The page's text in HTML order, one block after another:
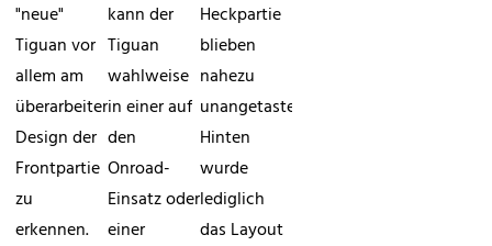
"neue"
Tiguan vor
allem am
überarbeiten
Design der
Frontpartie
zu
erkennen.
kann der
Tiguan
wahlweise
in einer auf
den
Onroad-
Einsatz oder
einer
Heckpartie
blieben
nahezu
unangetastet.
Hinten
wurde
lediglich
das Layout